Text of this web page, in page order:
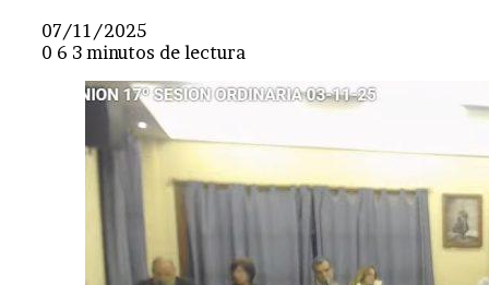
07/11/2025
0 6 3 minutos de lectura